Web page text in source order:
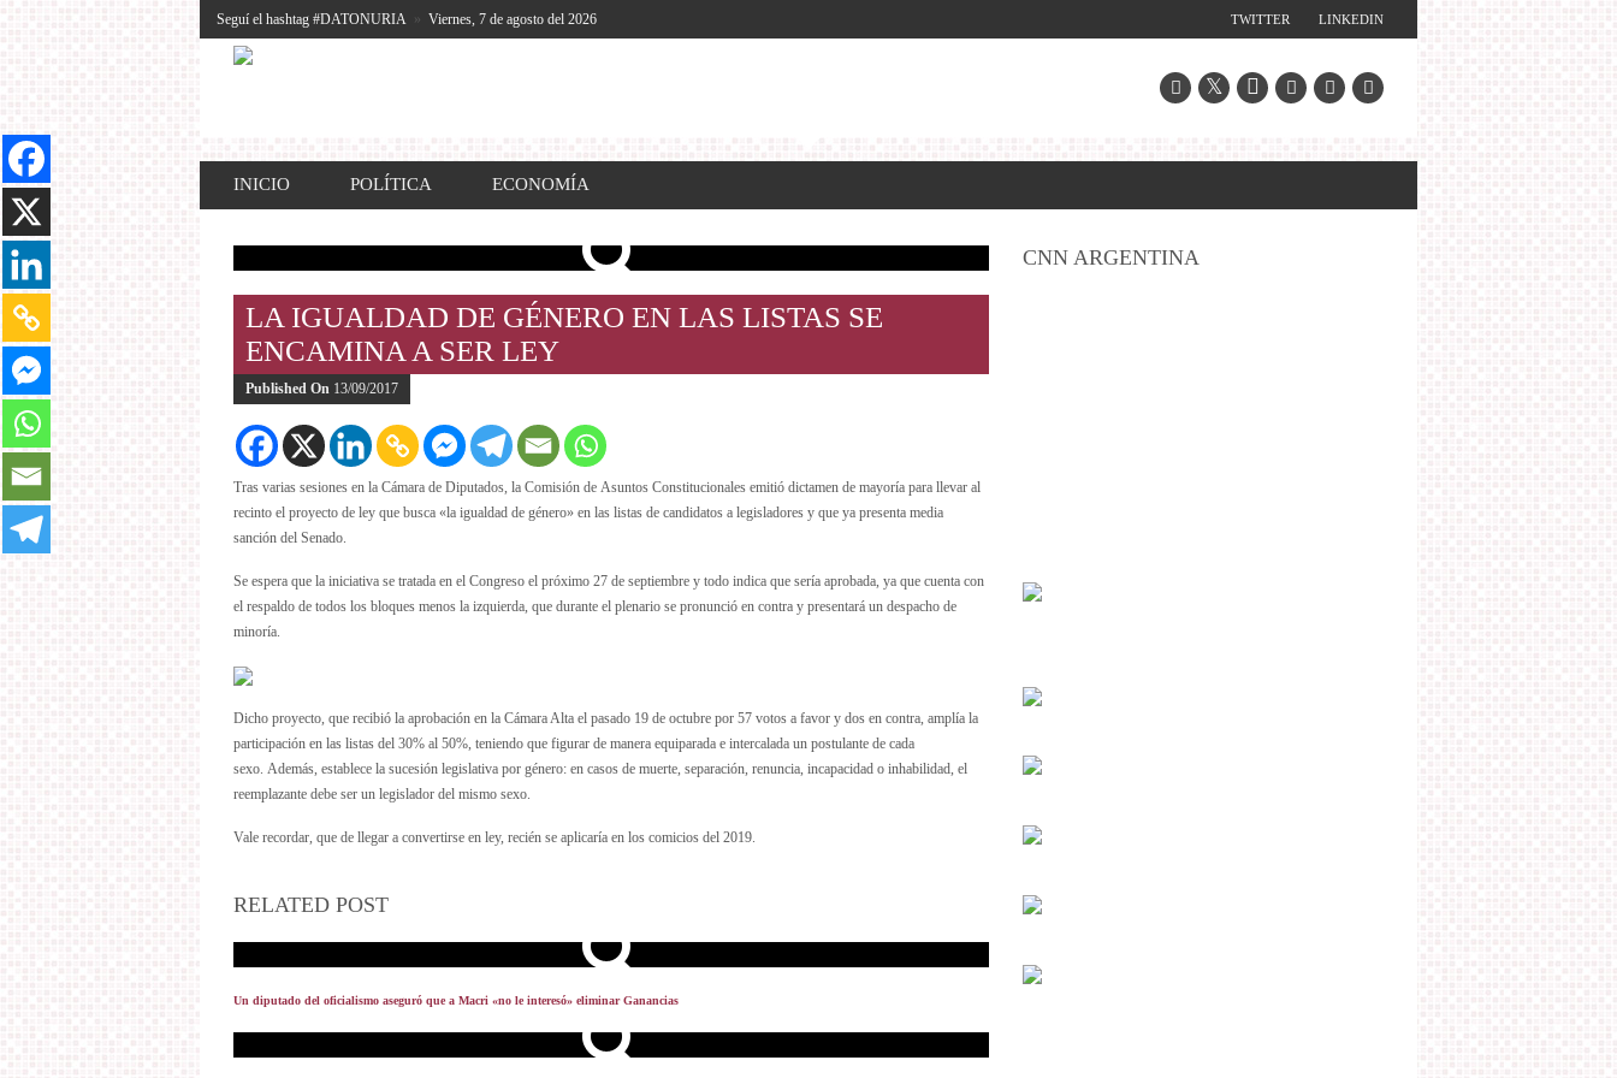
Seguí el hashtag #DATONURIA » Viernes, 7 de agosto del 2026 LINKEDIN
TWITTER
INICIO POLÍTICA ECONOMÍA
LA IGUALDAD DE GÉNERO EN LAS LISTAS SE
ENCAMINA A SER LEY
Published On 13/09/2017
Tras varias sesiones en la Cámara de Diputados, la Comisión de Asuntos Constitucionales emitió dictamen de mayoría para llevar al
recinto el proyecto de ley que busca «la igualdad de género» en las listas de candidatos a legisladores y que ya presenta media
sanción del Senado.
Se espera que la iniciativa se tratada en el Congreso el próximo 27 de septiembre y todo indica que sería aprobada, ya que cuenta con
el respaldo de todos los bloques menos la izquierda, que durante el plenario se pronunció en contra y presentará un despacho de
minoría.
Dicho proyecto, que recibió la aprobación en la Cámara Alta el pasado 19 de octubre por 57 votos a favor y dos en contra, amplía la
participación en las listas del 30% al 50%, teniendo que figurar de manera equiparada e intercalada un postulante de cada
sexo. Además, establece la sucesión legislativa por género: en casos de muerte, separación, renuncia, incapacidad o inhabilidad, el
reemplazante debe ser un legislador del mismo sexo.
Vale recordar, que de llegar a convertirse en ley, recién se aplicaría en los comicios del 2019.
RELATED POST
Un diputado del oficialismo aseguró que a Macri «no le interesó» eliminar Ganancias
CNN ARGENTINA